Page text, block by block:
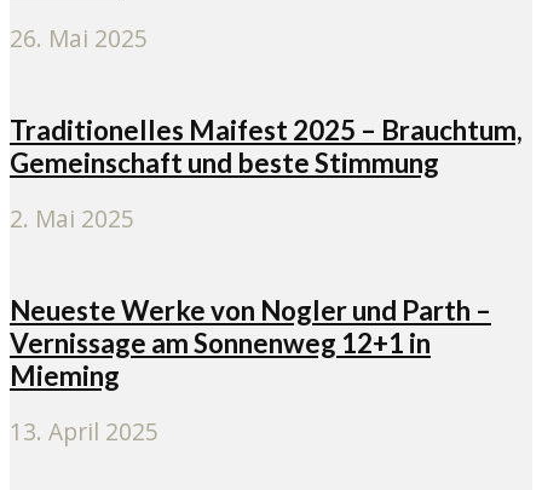
26. Mai 2025
Traditionelles Maifest 2025 – Brauchtum,
Gemeinschaft und beste Stimmung
2. Mai 2025
Neueste Werke von Nogler und Parth –
Vernissage am Sonnenweg 12+1 in
Mieming
13. April 2025